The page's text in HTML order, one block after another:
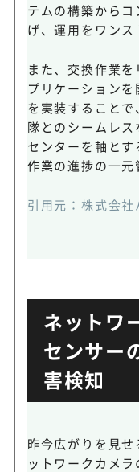
テムの構築から
げ、運用をワンス
また、交換作業
プリケーション
を実装すること
隊とのシームレ
センターを軸と
作業の進捗の一元
引用元：株式会
ネットワ
センサー
害検知
昨今広がりを見
ットワークカメ